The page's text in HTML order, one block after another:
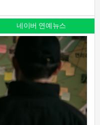
네이버 연예뉴스